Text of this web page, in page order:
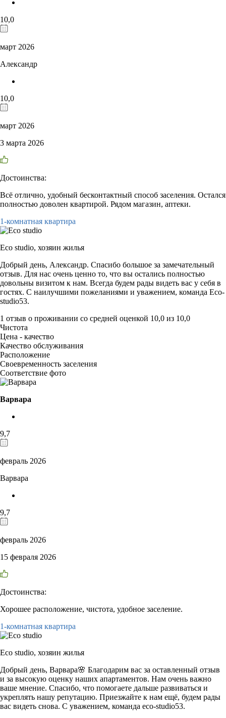
10,0
март 2026
Александр
10,0
март 2026
3 марта 2026
Достоинства:
Всё отлично, удобный бесконтактный способ заселения. Остался
полностью доволен квартирой. Рядом магазин, аптеки.
1-комнатная квартира
Eco studio, хозяин жилья
Добрый день, Александр. Спасибо большое за замечательный
отзыв. Для нас очень ценно то, что вы остались полностью
довольны визитом к нам. Всегда будем рады видеть вас у себя в
гостях. С наилучшими пожеланиями и уважением, команда Eco-
studio53.
1 отзыв о проживании со средней оценкой 10,0 из 10,0
Чистота
Цена - качество
Качество обслуживания
Расположение
Своевременность заселения
Соответствие фото
Варвара
9,7
февраль 2026
Варвара
9,7
февраль 2026
15 февраля 2026
Достоинства:
Хорошее расположение, чистота, удобное заселение.
1-комнатная квартира
Eco studio, хозяин жилья
Добрый день, Варвара🌸 Благодарим вас за оставленный отзыв
и за высокую оценку наших апартаментов. Нам очень важно
ваше мнение. Спасибо, что помогаете дальше развиваться и
укреплять нашу репутацию. Приезжайте к нам ещё, будем рады
вас видеть снова. С уважением, команда eco-studio53.